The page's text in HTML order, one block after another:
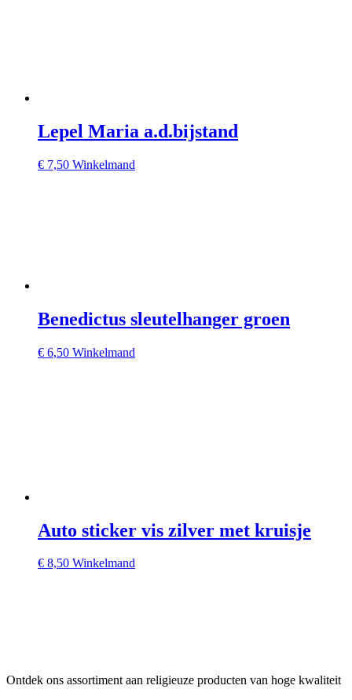
Lepel Maria a.d.bijstand
€ 7,50 Winkelmand
Benedictus sleutelhanger groen
€ 6,50 Winkelmand
Auto sticker vis zilver met kruisje
€ 8,50 Winkelmand
Ontdek ons assortiment aan religieuze producten van hoge kwaliteit